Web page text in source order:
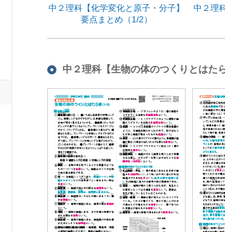
中２理科【化学変化と原子・分子】
要点まとめ（1/2）
中２理
中２理科【生物の体のつくりとはた